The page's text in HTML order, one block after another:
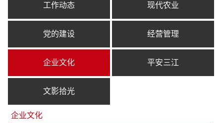
工作动态 现代农业
党的建设 经营管理
企业文化 平安三江
文影拾光
企业文化